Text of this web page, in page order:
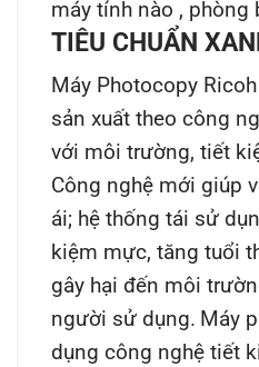
máy tính nào , phòng
TIÊU CHUẨN
Máy Photocopy
sản xuất theo công
với môi trường, tiết
Công nghệ mới giúp
ái; hệ thống tái sử
kiệm mực, tăng tuổi
gây hại đến môi
người sử dụng. Máy
dụng công nghệ tiết